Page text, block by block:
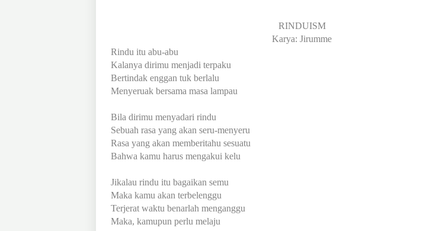
RINDUISM
Karya: Jirumme
Rindu itu abu-abu
Kalanya dirimu menjadi terpaku
Bertindak enggan tuk berlalu
Menyeruak bersama masa lampau
Bila dirimu menyadari rindu
Sebuah rasa yang akan seru-menyeru
Rasa yang akan memberitahu sesuatu
Bahwa kamu harus mengakui kelu
Jikalau rindu itu bagaikan semu
Maka kamu akan terbelenggu
Terjerat waktu benarlah menganggu
Maka, kamupun perlu melaju